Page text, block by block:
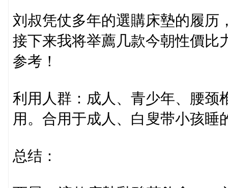
刘叔凭仗多年的選購床墊的履历
接下来我将举薦几款今朝性價比
参考！
利用人群：成人、青少年、腰颈
用。合用于成人、白叟带小孩睡
总结：